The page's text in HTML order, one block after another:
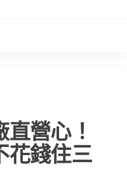
營心！
花錢住三